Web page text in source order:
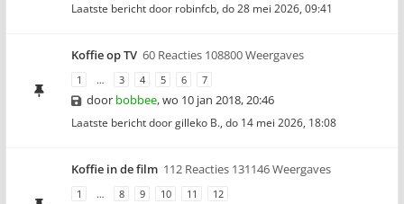
Laatste bericht door robinfcb, do 28 mei 2026, 09:41
Koffie op TV 60 Reacties 108800 Weergaves
1 … 3 4 5 6 7
door bobbee,wo 10 jan 2018, 20:46
Laatste bericht doorgilleko B., do 14 mei 2026, 18:08
Koffie in de film 112 Reacties 131146 Weergaves
1 … 8 9 10 11 12